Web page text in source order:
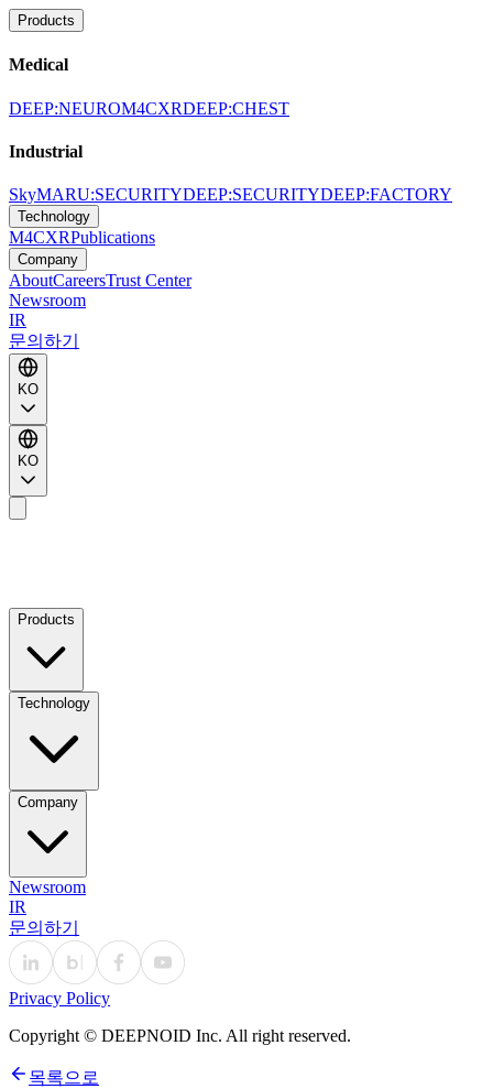
Products
Medical
DEEP:NEUROM4CXRDEEP:CHEST
Industrial
SkyMARU:SECURITYDEEP:SECURITYDEEP:FACTORY
Technology
M4CXRPublications
Company
AboutCareersTrust Center
Newsroom
IR
문의하기
KO
KO
Products
Technology
Company
Newsroom
IR
문의하기
Privacy Policy
Copyright © DEEPNOID Inc. All right reserved.
목록으로